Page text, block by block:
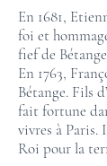
En 1681,
foi et
fief de
En 1763,
Bétange. Fils
fait fortune
vivres à Paris.
Roi pour la